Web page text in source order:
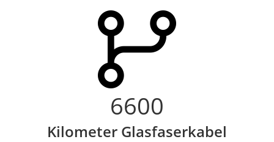
6600
Kilometer Glasfaserkabel